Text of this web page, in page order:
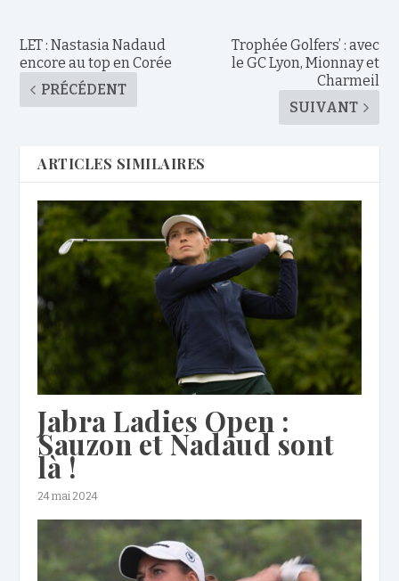
LET : Nastasia Nadaud
encore au top en Corée
PRÉCÉDENT
Trophée Golfers’ : avec
le GC Lyon, Mionnay et
Charmeil
SUIVANT
ARTICLES SIMILAIRES
Jabra Ladies Open :
Sauzon et Nadaud sont
là !
24 mai 2024